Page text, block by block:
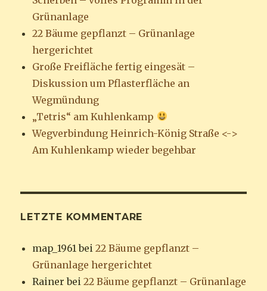
Grünanlage
22 Bäume gepflanzt – Grünanlage
hergerichtet
Große Freifläche fertig eingesät –
Diskussion um Pflasterfläche an
Wegmündung
„Tetris“ am Kuhlenkamp
Wegverbindung Heinrich-König Straße <->
Am Kuhlenkamp wieder begehbar
LETZTE KOMMENTARE
map_1961 bei22 Bäume gepflanzt –
Grünanlage hergerichtet
Rainer bei22 Bäume gepflanzt – Grünanlage